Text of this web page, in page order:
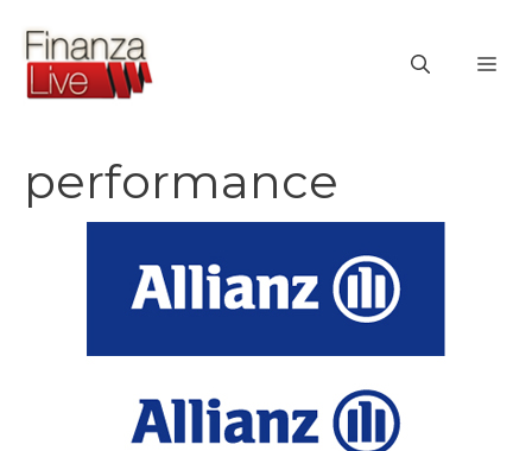
contenuto
performance